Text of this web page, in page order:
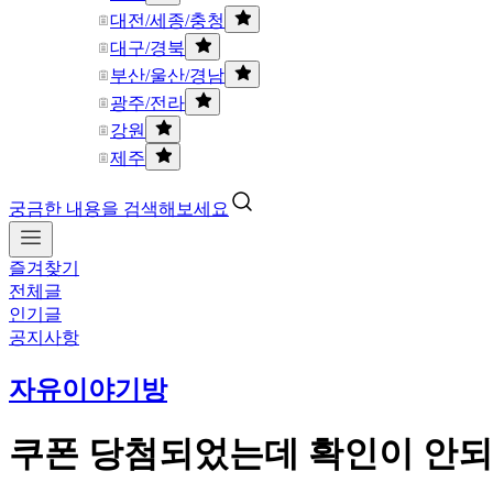
대전/세종/충청
대구/경북
부산/울산/경남
광주/전라
강원
제주
궁금한 내용을 검색해보세요
즐겨찾기
전체글
인기글
공지사항
자유이야기방
쿠폰 당첨되었는데 확인이 안